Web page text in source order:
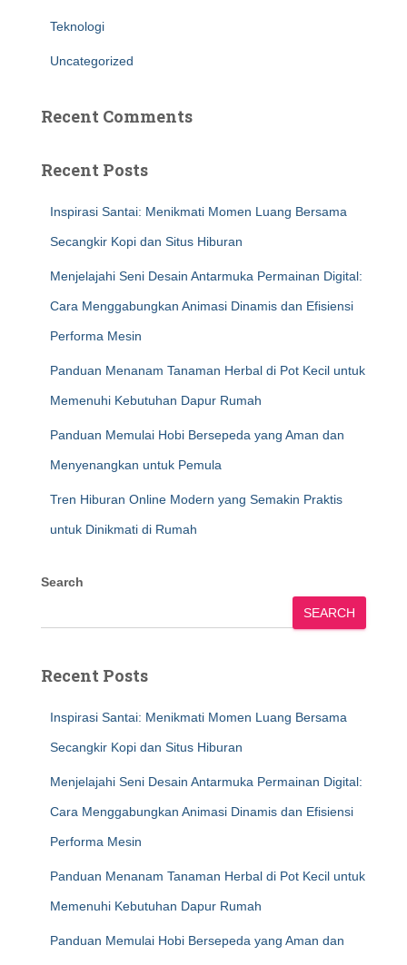
Teknologi
Uncategorized
Recent Comments
Recent Posts
Inspirasi Santai: Menikmati Momen Luang Bersama
Secangkir Kopi dan Situs Hiburan
Menjelajahi Seni Desain Antarmuka Permainan Digital:
Cara Menggabungkan Animasi Dinamis dan Efisiensi
Performa Mesin
Panduan Menanam Tanaman Herbal di Pot Kecil untuk
Memenuhi Kebutuhan Dapur Rumah
Panduan Memulai Hobi Bersepeda yang Aman dan
Menyenangkan untuk Pemula
Tren Hiburan Online Modern yang Semakin Praktis
untuk Dinikmati di Rumah
Search
SEARCH
Recent Posts
Inspirasi Santai: Menikmati Momen Luang Bersama
Secangkir Kopi dan Situs Hiburan
Menjelajahi Seni Desain Antarmuka Permainan Digital:
Cara Menggabungkan Animasi Dinamis dan Efisiensi
Performa Mesin
Panduan Menanam Tanaman Herbal di Pot Kecil untuk
Memenuhi Kebutuhan Dapur Rumah
Panduan Memulai Hobi Bersepeda yang Aman dan